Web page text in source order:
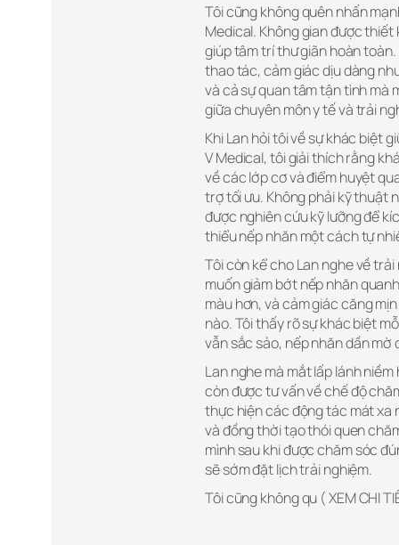
Tôi cũng không quên nhấn
Medical. Không gian được
giúp tâm trí thư giãn hoàn
thao tác, cảm giác dịu dàng
và cả sự quan tâm tận tình mà
giữa chuyên môn y tế và trải
Khi Lan hỏi tôi về sự khác biệt
V Medical, tôi giải thích rằng
về các lớp cơ và điểm huyệt
trợ tối ưu. Không phải kỹ thuật
được nghiên cứu kỹ lưỡng để
thiểu nếp nhăn một cách tự
Tôi còn kể cho Lan nghe về
muốn giảm bớt nếp nhăn
màu hơn, và cảm giác căng
nào. Tôi thấy rõ sự khác biệt
vẫn sắc sảo, nếp nhăn dần
Lan nghe mà mắt lấp lánh
còn được tư vấn về chế độ
thực hiện các động tác mát xa
và đồng thời tạo thói quen
mình sau khi được chăm sóc
sẽ sớm đặt lịch trải nghiệm.
Tôi cũng không qu ( XEM CHI